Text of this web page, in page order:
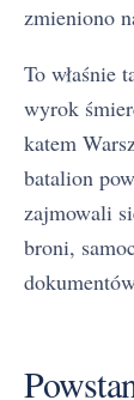
zmieniono
To właśnie
wyrok
katem
batalion
zajmowali
broni,